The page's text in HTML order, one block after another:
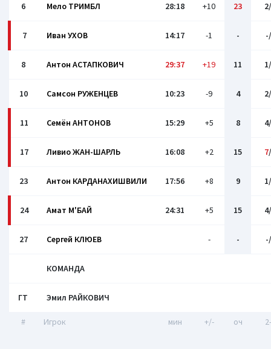
6 Мело ТРИМБЛ 28:18 +10 23
7 Иван УХОВ 14:17 -1 -
8 Антон АСТАПКОВИЧ 29:37 +19 11
10 Самсон РУЖЕНЦЕВ 10:23 -9 4
11 Семён АНТОНОВ 15:29 +5 8
17 Ливио ЖАН-ШАРЛЬ 16:08 +2 15 7/
23 Антон КАРДАНАХИШВИЛИ 17:56 +8 9
24 Амат М'БАЙ 24:31 +5 15
27 Сергей КЛЮЕВ - -
КОМАНДА
ГТ Эмил РАЙКОВИЧ
# Игрок мин +/- оч